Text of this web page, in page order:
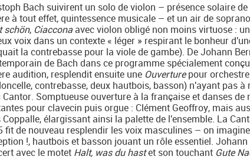
Bach suivirent un solo de violon – présence solaire
à tout effet, quintessence musicale – et un air de
schön, Ciacconaavec violon obligé non moins virtuose :
voix dans un contexte « léger » respirant le bonheur
la contrebasse pour la viole de gambe). De Johann
de Bach dans ce programme spécialement
audition, resplendit ensuite une Ouverturepour
contrebasse, deux hautbois, basson) n'ayant pas
Somptueuse ouverture à la française et danses
pour clavecin puis orgue : Clément Geoffroy, mais
élargissant ainsi la palette de l'ensemble. La
fit de nouveau resplendir les voix masculines – on
!, hautbois et basson jouant un rôle essentiel.
avec le motet Halt, was du hastet son touchant Gute